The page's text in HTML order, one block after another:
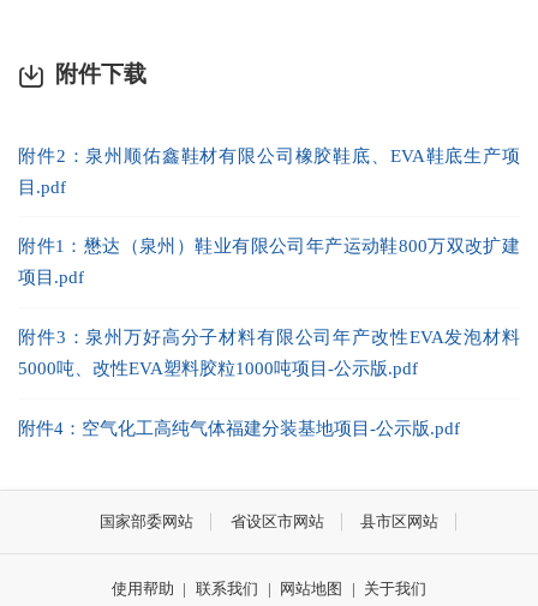
附件下载
附件2：泉州顺佑鑫鞋材有限公司橡胶鞋底、EVA鞋底生产项
目.pdf
附件1：懋达（泉州）鞋业有限公司年产运动鞋800万双改扩建
项目.pdf
附件3：泉州万好高分子材料有限公司年产改性EVA发泡材料
5000吨、改性EVA塑料胶粒1000吨项目-公示版.pdf
附件4：空气化工高纯气体福建分装基地项目-公示版.pdf
国家部委网站 省设区市网站 县市区网站
使用帮助 | 联系我们 | 网站地图 | 关于我们